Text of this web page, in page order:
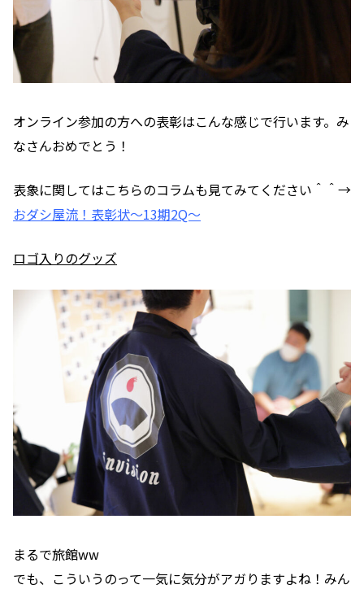
オンライン参加の方への表彰はこんな感じで行います。 み
なさんおめでとう！
表象に関してはこちらのコラムも見てみてください＾＾→
おダシ屋流！表彰状〜13期2Q〜
ロゴ入りのグッズ
まるで旅館ww
でも、こういうのって一気に気分がアガりますよね！ みん